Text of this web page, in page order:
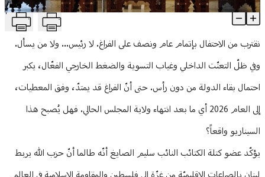
منوعات
لا رئيس قبل 2026؟ T
Article Content
نقترب من الاحتفال بإتمام عام ونصف على الفراغ. لا رئيس... ولا من يسأل.
وفي ظلّ التعنّت الداخلي وغياب التسوية والضغط الخارجي الفعّال، يكبر
احتمال بقاء الدولة من دون رأس. حتى أنّ الفراغ قد يمتدّ، وفق المعطيات،
إلى العام 2026 أي ما بعد انتهاء ولاية المجلس الحالي. فهل يُصبح هذا
السيناريو واقعاً؟
يؤكّد عضو كتلة الكتائب النائب سليم الصايغ أنّه طالما أنّ حزب الله يربط